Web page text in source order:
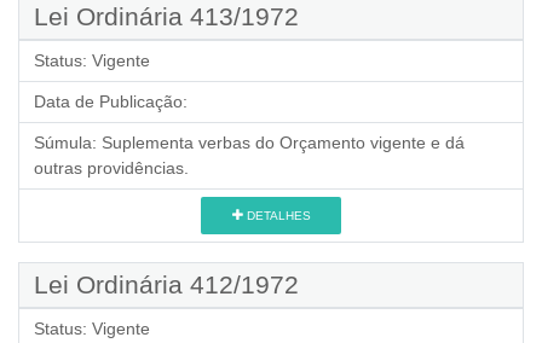
Lei Ordinária 413/1972
Status: Vigente
Data de Publicação:
Súmula: Suplementa verbas do Orçamento vigente e dá
outras providências.
DETALHES
Lei Ordinária 412/1972
Status: Vigente